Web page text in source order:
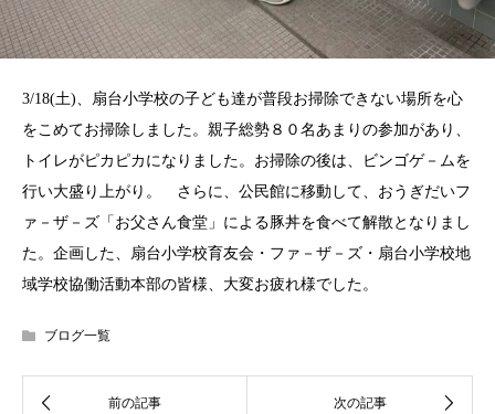
3/18(土)、扇台小学校の子ども達が普段お掃除できない場所を心
をこめてお掃除しました。親子総勢８０名あまりの参加があり、
トイレがピカピカになりました。お掃除の後は、ビンゴゲ－ムを
行い大盛り上がり。 さらに、公民館に移動して、おうぎだいフ
ァ－ザ－ズ「お父さん食堂」による豚丼を食べて解散となりまし
た。企画した、扇台小学校育友会・ファ－ザ－ズ・扇台小学校地
域学校協働活動本部の皆様、大変お疲れ様でした。
ブログ一覧